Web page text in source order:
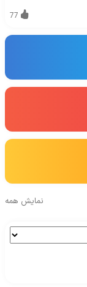
77
نمایش همه